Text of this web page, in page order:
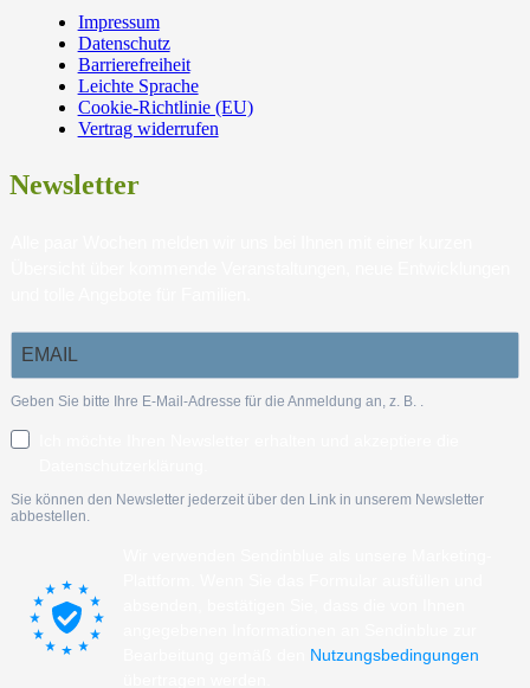
Impressum
Datenschutz
Barrierefreiheit
Leichte Sprache
Cookie-Richtlinie (EU)
Vertrag widerrufen
Newsletter
Geben Sie bitte Ihre E-Mail-Adresse für die Anmeldung an, z. B.
Sie können den Newsletter jederzeit über den Link in unserem Newsletter
abbestellen.
Nutzungsbedingungen